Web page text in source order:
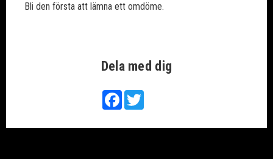
Dela med dig
FacebookTwitter
Bli den första att lämna ett omdöme.